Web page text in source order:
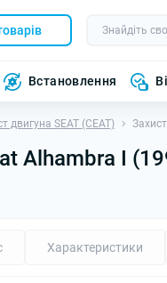
Встановлення
двигуна SEAT (СЕАТ)
Alhambra I
Характеристики